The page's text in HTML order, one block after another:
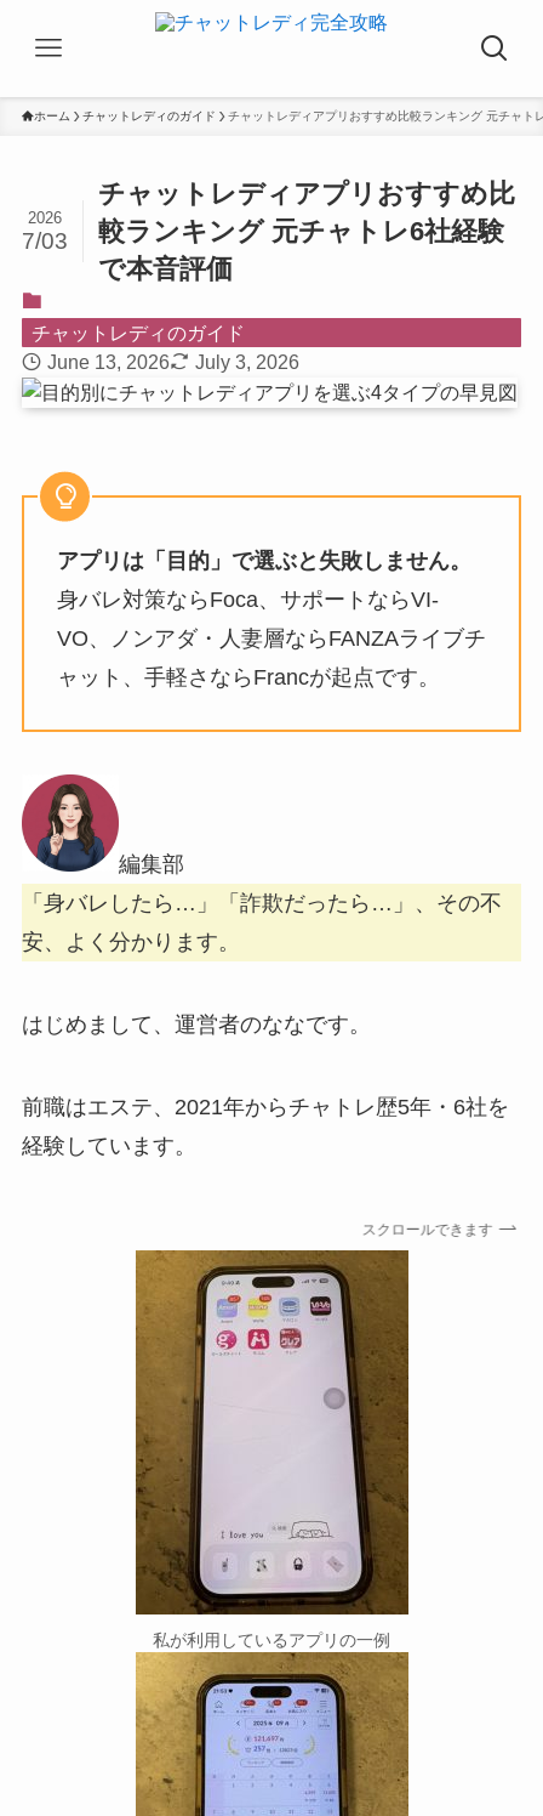
ホーム チャットレディのガイド チャットレディアプリおすすめ比較ランキング 元チャト
チャットレディアプリおすすめ比
較ランキング 元チャトレ6社経験
で本音評価
2026
7/03
チャットレディのガイド
June 13, 2026
July 3, 2026
アプリは「目的」で選ぶと失敗しません。
身バレ対策ならFoca、サポートならVI-
VO、ノンアダ・人妻層ならFANZAライブチ
ャット、手軽さならFrancが起点です。
編集部
「身バレしたら…」「詐欺だったら…」、その不
安、よく分かります。
はじめまして、運営者のななです。
前職はエステ、2021年からチャトレ歴5年・6社を
経験しています。
スクロールできます
私が利用しているアプリの一例